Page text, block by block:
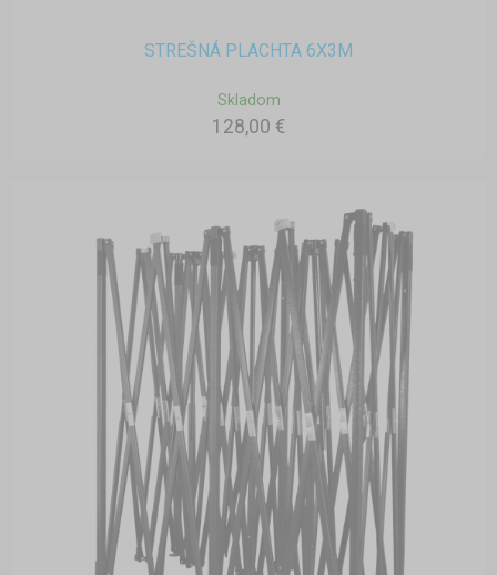
STREŠNÁ PLACHTA 6X3M
Skladom
128,00 €